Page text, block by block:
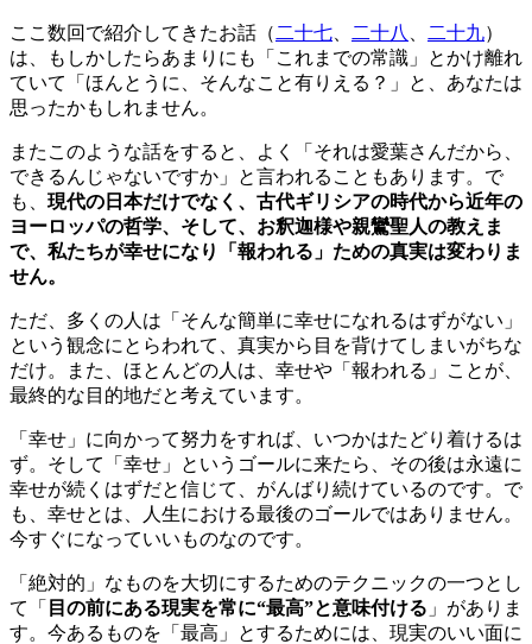
ここ数回で紹介してきたお話（ 二十七 二十八 二十九）
は、もしかしたらあまりにも「これまでの常識」とかけ離れ
ていて「ほんとうに、そんなこと有りえる？」と、あなたは
思ったかもしれません。
またこのような話をすると、よく「それは愛葉さんだから、
できるんじゃないですか」と言われることもあります。で
も、 現代の日本だけでなく、古代ギリシアの時代から近年の
ヨーロッパの哲学、そして、お釈迦様や親鸞聖人の教えま
で、私たちが幸せになり「報われる」ための真実は変わりま
せん。
ただ、多くの人は「そんな簡単に幸せになれるはずがない」
という観念にとらわれて、真実から目を背けてしまいがちな
だけ。また、ほとんどの人は、幸せや「報われる」ことが、
最終的な目的地だと考えています。
「幸せ」に向かって努力をすれば、いつかはたどり着けるは
ず。そして「幸せ」というゴールに来たら、その後は永遠に
幸せが続くはずだと信じて、がんばり続けているのです。で
も、 幸せとは、人生における最後のゴールではありません。
今すぐになっていいものなのです。
「絶対的」なものを大切にするためのテクニックの一つとし
て「 目の前にある現実を常に“最高”と意味付ける 」がありま
す。今あるものを「最高」とするためには、現実のいい面に